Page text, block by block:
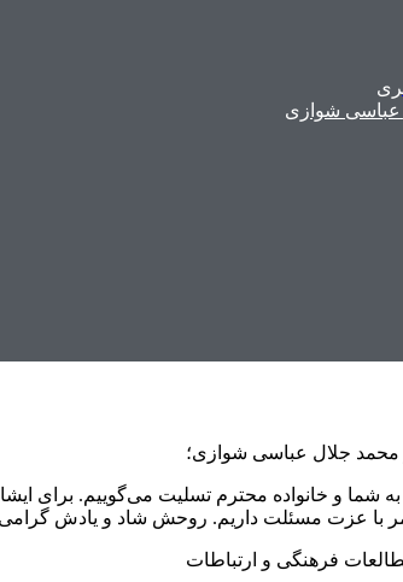
عباسی شوازی
محمد جلال عباسی شوازی؛
شما و خانواده محترم تسلیت می‌گوییم. برای
با عزت مسئلت داریم. روحش شاد و یادش گرامی
فرهنگی و ارتباطات